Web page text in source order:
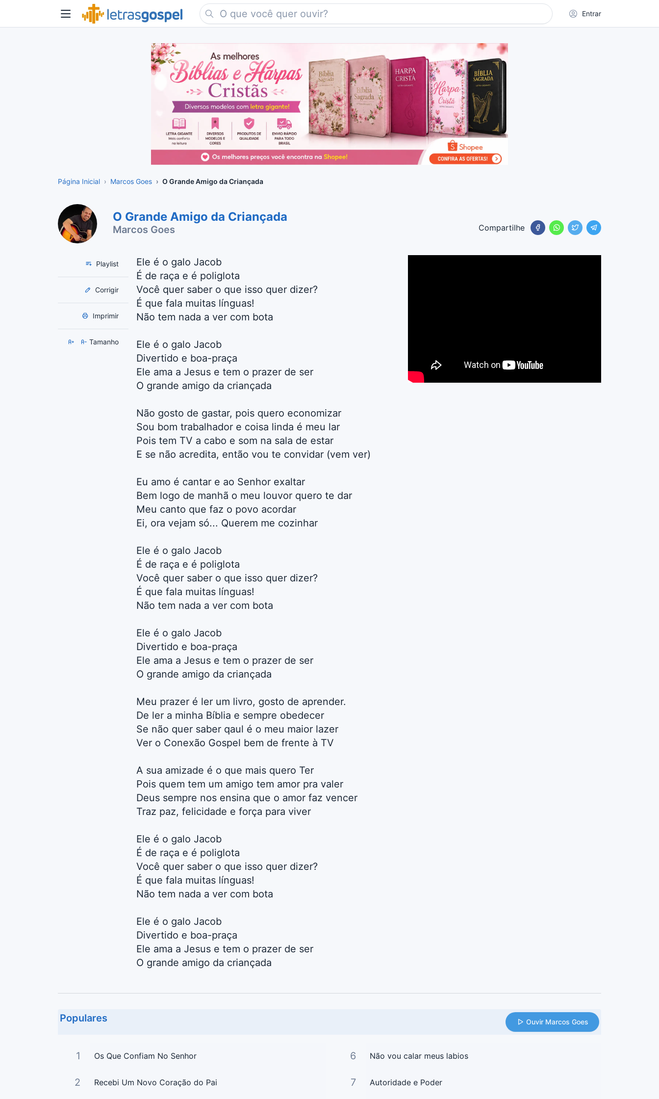
Entrar
Página Inicial Marcos Goes O Grande Amigo da Criançada
O Grande Amigo da Criançada
Marcos Goes Compartilhe
Playlist
Corrigir
Imprimir
Tamanho
Ele é o galo Jacob
É de raça e é poliglota
Você quer saber o que isso quer dizer?
É que fala muitas línguas!
Não tem nada a ver com bota
Ele é o galo Jacob
Divertido e boa-praça
Ele ama a Jesus e tem o prazer de ser
O grande amigo da criançada
Não gosto de gastar, pois quero economizar
Sou bom trabalhador e coisa linda é meu lar
Pois tem TV a cabo e som na sala de estar
E se não acredita, então vou te convidar (vem ver)
Eu amo é cantar e ao Senhor exaltar
Bem logo de manhã o meu louvor quero te dar
Meu canto que faz o povo acordar
Ei, ora vejam só... Querem me cozinhar
Ele é o galo Jacob
É de raça e é poliglota
Você quer saber o que isso quer dizer?
É que fala muitas línguas!
Não tem nada a ver com bota
Ele é o galo Jacob
Divertido e boa-praça
Ele ama a Jesus e tem o prazer de ser
O grande amigo da criançada
Meu prazer é ler um livro, gosto de aprender.
De ler a minha Bíblia e sempre obedecer
Se não quer saber qaul é o meu maior lazer
Ver o Conexão Gospel bem de frente à TV
A sua amizade é o que mais quero Ter
Pois quem tem um amigo tem amor pra valer
Deus sempre nos ensina que o amor faz vencer
Traz paz, felicidade e força para viver
Ele é o galo Jacob
É de raça e é poliglota
Você quer saber o que isso quer dizer?
É que fala muitas línguas!
Não tem nada a ver com bota
Ele é o galo Jacob
Divertido e boa-praça
Ele ama a Jesus e tem o prazer de ser
O grande amigo da criançada
Populares Ouvir Marcos Goes
1 Os Que Confiam No Senhor
2 Recebi Um Novo Coração do Pai
6 Não vou calar meus labios
7 Autoridade e Poder